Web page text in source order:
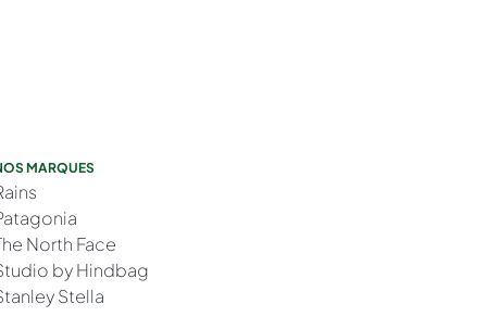
MARQUES
North Face
by Hindbag
Stella